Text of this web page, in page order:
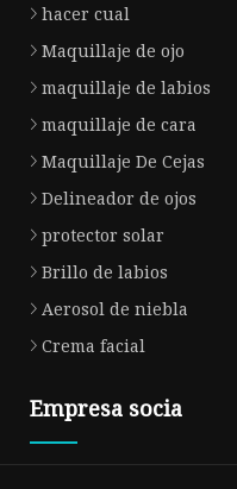
hacer cual
Maquillaje de ojo
maquillaje de labios
maquillaje de cara
Maquillaje De Cejas
Delineador de ojos
protector solar
Brillo de labios
Aerosol de niebla
Crema facial
Empresa socia